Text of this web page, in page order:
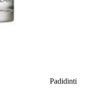
Padidinti